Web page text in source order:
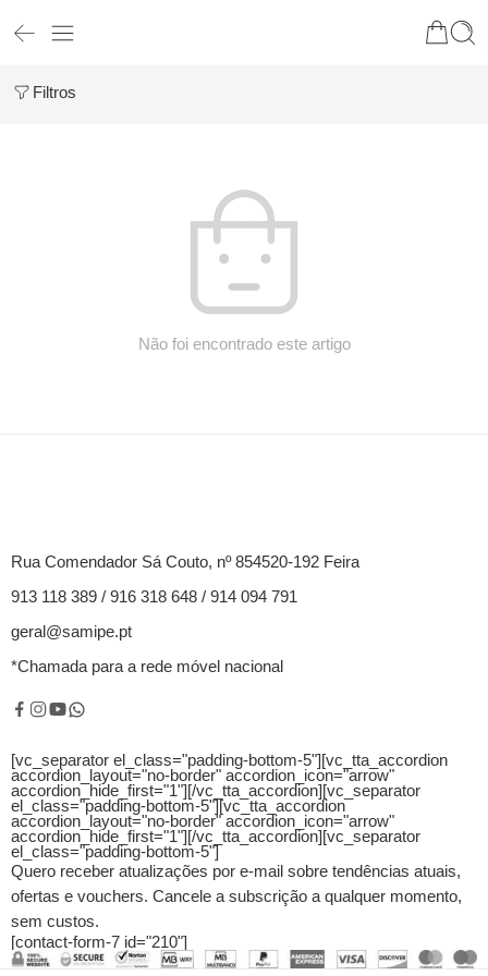
Filtros
Não foi encontrado este artigo
Rua Comendador Sá Couto, nº 854520-192 Feira
913 118 389 / 916 318 648 / 914 094 791
geral@samipe.pt
*Chamada para a rede móvel nacional
[vc_separator el_class="padding-bottom-5"][vc_tta_accordion
accordion_layout="no-border" accordion_icon="arrow"
accordion_hide_first="1"] [/vc_tta_accordion][vc_separator
el_class="padding-bottom-5"][vc_tta_accordion
accordion_layout="no-border" accordion_icon="arrow"
accordion_hide_first="1"] [/vc_tta_accordion][vc_separator
el_class="padding-bottom-5"]
Quero receber atualizações por e-mail sobre tendências atuais,
ofertas e vouchers. Cancele a subscrição a qualquer momento,
sem custos.
[contact-form-7 id="210"]